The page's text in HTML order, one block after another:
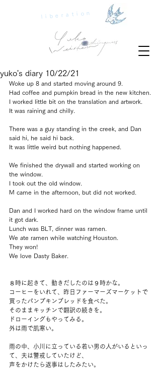
liberation
yuko's diary 10/22/21
Woke up 8 and started moving around 9.
Had coffee and pumpkin bread in the new kitchen.
I worked little bit on the translation and artwork.
It was raining and chilly.
There was a guy standing in the creek, and Dan
said hi, he said hi back.
It was little weird but nothing happened.
We finished the drywall and started working on
the window.
I took out the old window.
M came in the afternoon, but did not worked.
Dan and I worked hard on the window frame until
it got dark.
Lunch was BLT, dinner was ramen.
We ate ramen while watching Houston.
They won!
We love Dasty Baker.
８時に起きて、動きだしたのは９時かな。
コーヒーをいれて、昨日ファーマーズマーケットで
買ったパンプキンブレッドを食べた。
そのままキッチンで翻訳の続きを。
ドローイングもやってみる。
外は雨で肌寒い。
雨の中、小川に立っている若い男の人がいるといっ
て、夫は警戒していたけど、
声をかけたら返事はしたみたい。